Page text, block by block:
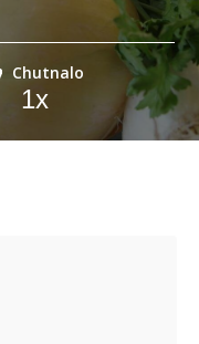
Chutnalo
1x